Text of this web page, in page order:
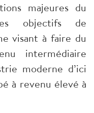
majeures du
objectifs de
visant à faire du
intermédiaire
moderne d’ici
à revenu élevé à